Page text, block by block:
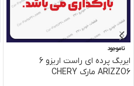
ناموجود
ایربگ پرده ای راست اریزو 6
ARIZZO6 مارک CHERY